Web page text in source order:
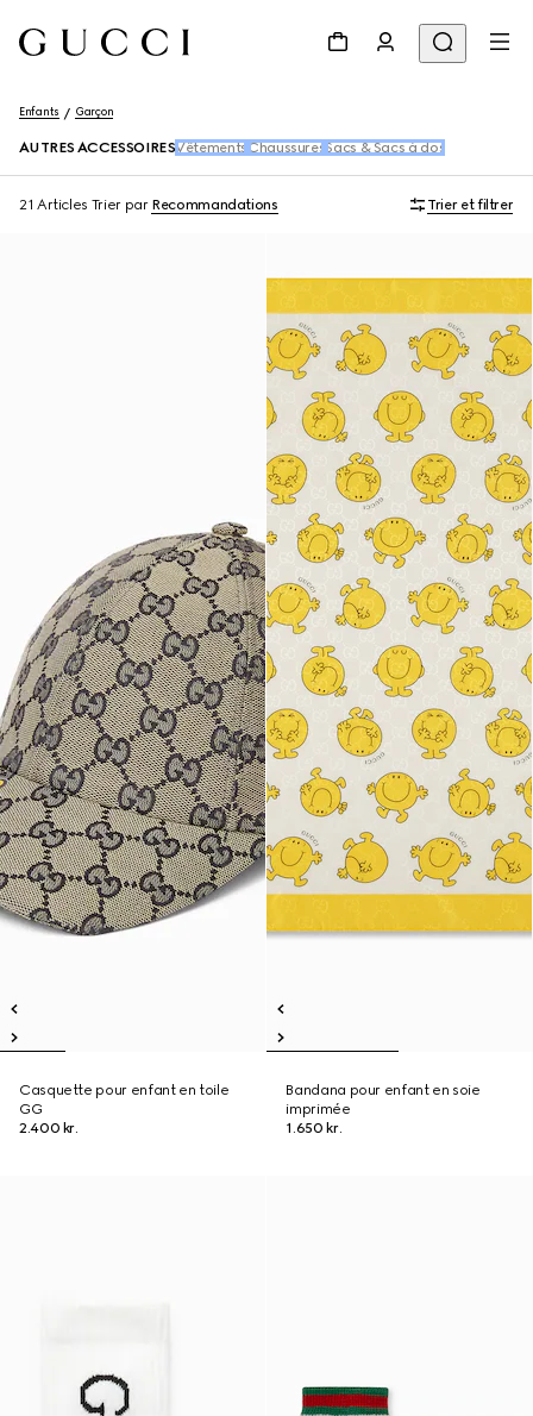
Enfants Garçon
AUTRES ACCESSOIRES Vêtements Chaussures Sacs & Sacs à dos
21 Articles Trier par Recommandations Trier et filtrer
Casquette pour enfant en toile
GG
2.400 kr.
Bandana pour enfant en soie
imprimée
1.650 kr.